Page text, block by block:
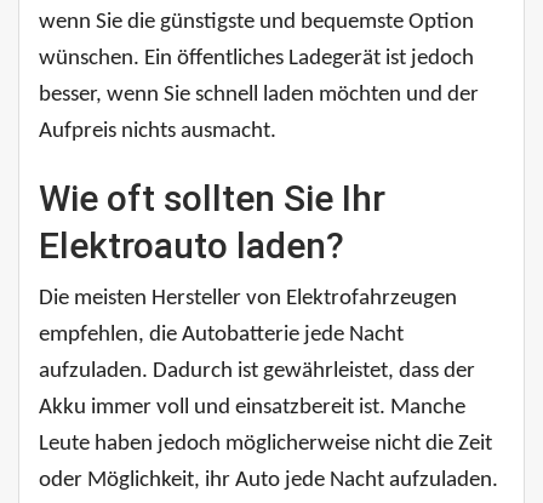
wenn Sie die günstigste und bequemste Option
wünschen. Ein öffentliches Ladegerät ist jedoch
besser, wenn Sie schnell laden möchten und der
Aufpreis nichts ausmacht.
Wie oft sollten Sie Ihr
Elektroauto laden?
Die meisten Hersteller von Elektrofahrzeugen
empfehlen, die Autobatterie jede Nacht
aufzuladen. Dadurch ist gewährleistet, dass der
Akku immer voll und einsatzbereit ist. Manche
Leute haben jedoch möglicherweise nicht die Zeit
oder Möglichkeit, ihr Auto jede Nacht aufzuladen.